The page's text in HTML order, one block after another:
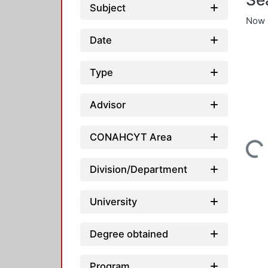
Subject
Date
Type
Advisor
CONAHCYT Area
Division/Department
University
Degree obtained
Now
Loading...